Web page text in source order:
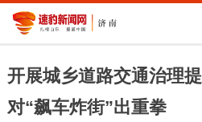
开展城乡道路交通治理
对“飙车炸街”出重拳